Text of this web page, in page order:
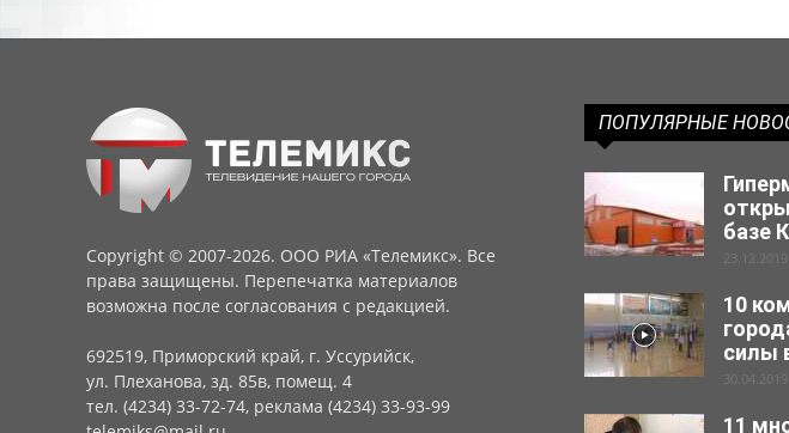
Copyright © 2007-2026. ООО РИА «Телемикс». Все
права защищены. Перепечатка материалов
возможна после согласования с редакцией.
692519, Приморский край, г. Уссурийск,
ул. Плеханова, зд. 85в, помещ. 4
тел. (4234) 33-72-74, реклама (4234) 33-93-99
ПОПУЛЯРНЫЕ
базе
23.12.2019
10
силы
30.04.2019
11